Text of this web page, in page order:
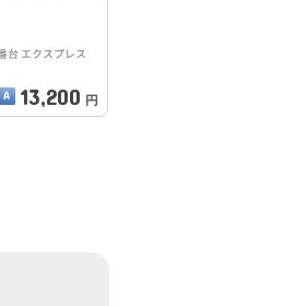
台 エクスプレス
13,200 円